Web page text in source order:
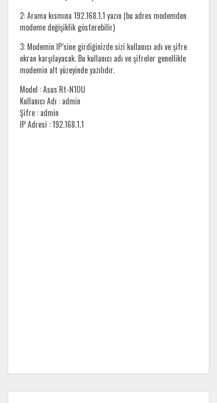
2: Arama kısmına 192.168.1.1 yazın (bu adres modemden
modeme değişiklik gösterebilir)
3: Modemin IP’sine girdiğinizde sizi kullanıcı adı ve şifre
ekran karşılayacak. Bu kullanıcı adı ve şifreler genellikle
modemin alt yüzeyinde yazılıdır.
Model : Asus Rt-N10U
Kullanıcı Adı : admin
Şifre : admin
IP Adresi : 192.168.1.1